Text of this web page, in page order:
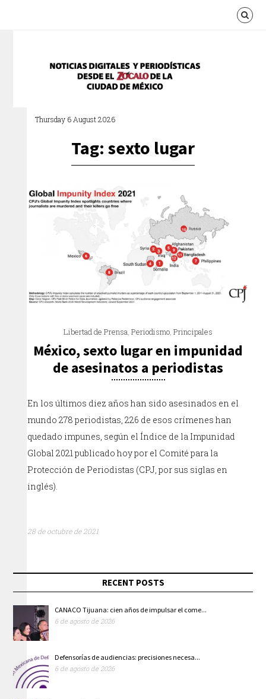
Thursday 6 August 2026
Tag: sexto lugar
Libertad de Prensa,Periodismo,Principales
México, sexto lugar en impunidad
de asesinatos a periodistas
En los últimos diez años han sido asesinados en el
mundo 278 periodistas, 226 de esos crímenes han
quedado impunes, según el Índice de la Impunidad
Global 2021 publicado hoy por el Comité para la
Protección de Periodistas (CPJ, por sus siglas en
inglés).
28 de octubre de 2021
RECENT POSTS
CANACO Tijuana: cien años de impulsar el come...
6 de agosto de 2026
Defensorías de audiencias: precisiones necesa...
6 de agosto de 2026